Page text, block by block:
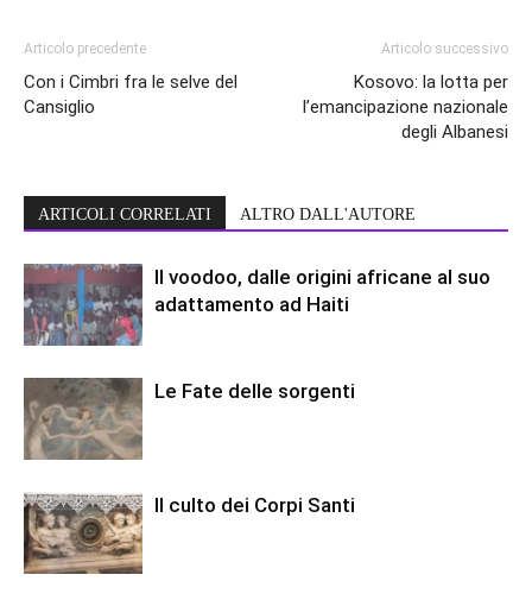
Articolo precedente
Con i Cimbri fra le selve del
Cansiglio
Articolo successivo
Kosovo: la lotta per
l’emancipazione nazionale
degli Albanesi
ARTICOLI CORRELATI ALTRO DALL'AUTORE
Il voodoo, dalle origini africane al suo
adattamento ad Haiti
Le Fate delle sorgenti
Il culto dei Corpi Santi